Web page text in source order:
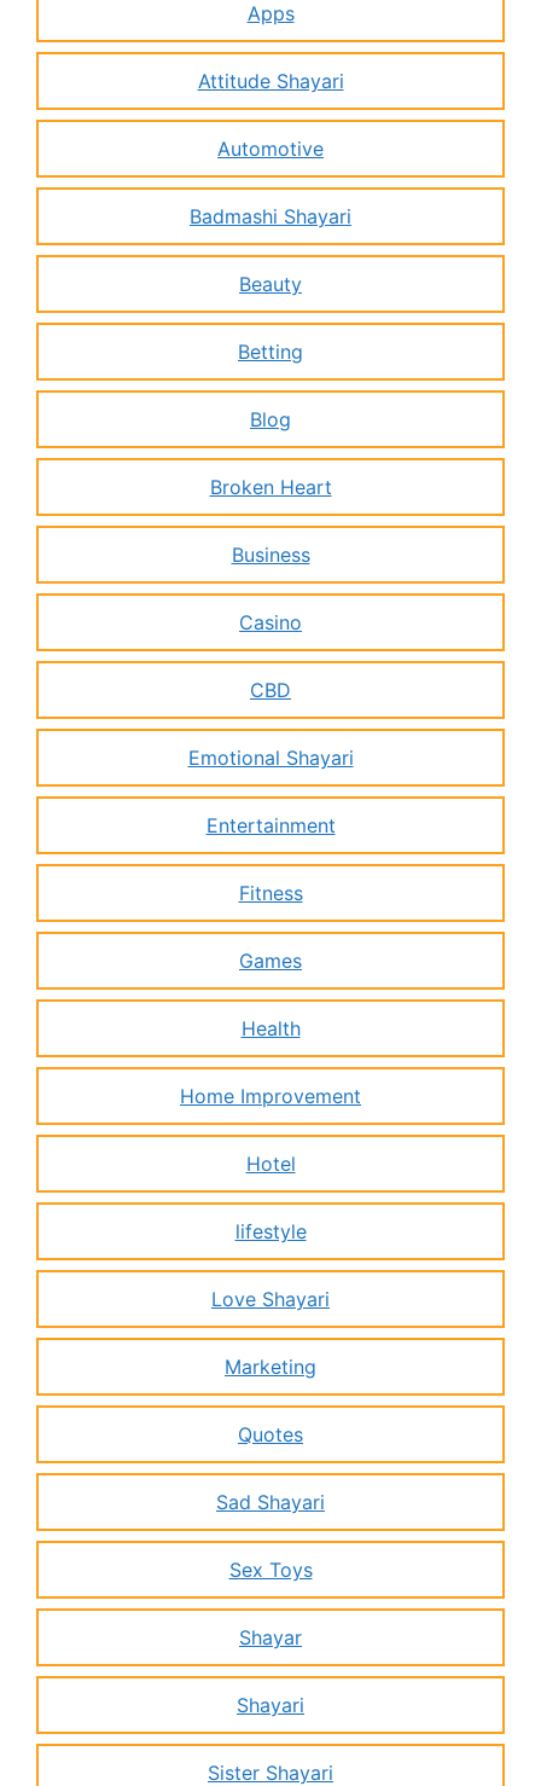
Apps
Attitude Shayari
Automotive
Badmashi Shayari
Beauty
Betting
Blog
Broken Heart
Business
Casino
CBD
Emotional Shayari
Entertainment
Fitness
Games
Health
Home Improvement
Hotel
lifestyle
Love Shayari
Marketing
Quotes
Sad Shayari
Sex Toys
Shayar
Shayari
Sister Shayari